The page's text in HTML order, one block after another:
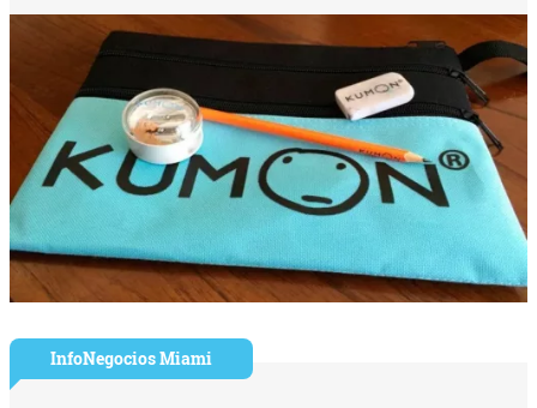
InfoNegocios Miami